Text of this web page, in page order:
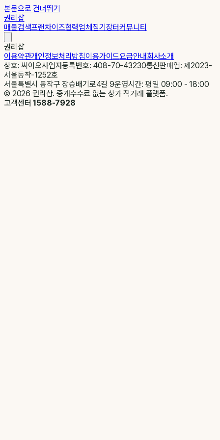
본문으로 건너뛰기
권리샵
매물검색프랜차이즈협력업체집기장터커뮤니티
권리샵
이용약관개인정보처리방침이용가이드요금안내회사소개
상호: 씨이오사업자등록번호: 408-70-43230통신판매업: 제2023-
서울동작-1252호
서울특별시 동작구 장승배기로4길 9운영시간: 평일 09:00 - 18:00
© 2026 권리샵. 중개수수료 없는 상가 직거래 플랫폼.
고객센터1588-7928